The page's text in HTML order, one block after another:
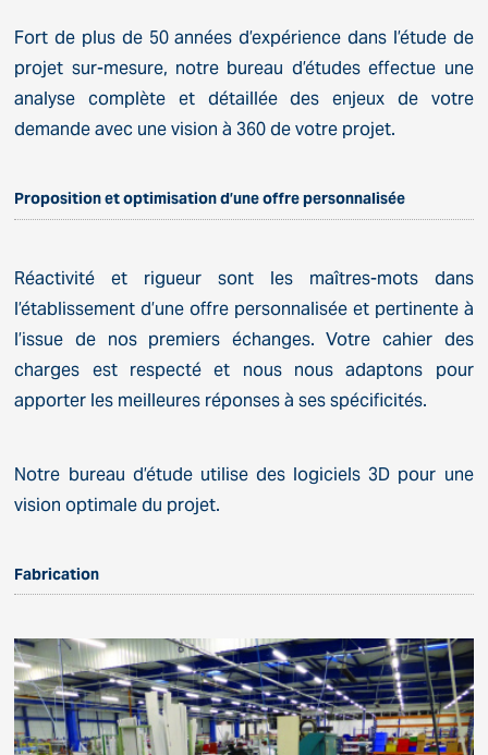
Fort de plus de 50 années d’expérience dans l’étude de
projet sur-mesure, notre bureau d’études effectue une
analyse complète et détaillée des enjeux de votre
demande avec une vision à 360 de votre projet.
Proposition et optimisation d’une offre personnalisée
Réactivité et rigueur sont les maîtres-mots dans
l’établissement d’une offre personnalisée et pertinente à
l’issue de nos premiers échanges. Votre cahier des
charges est respecté et nous nous adaptons pour
apporter les meilleures réponses à ses spécificités.
Notre bureau d’étude utilise des logiciels 3D pour une
vision optimale du projet.
Fabrication